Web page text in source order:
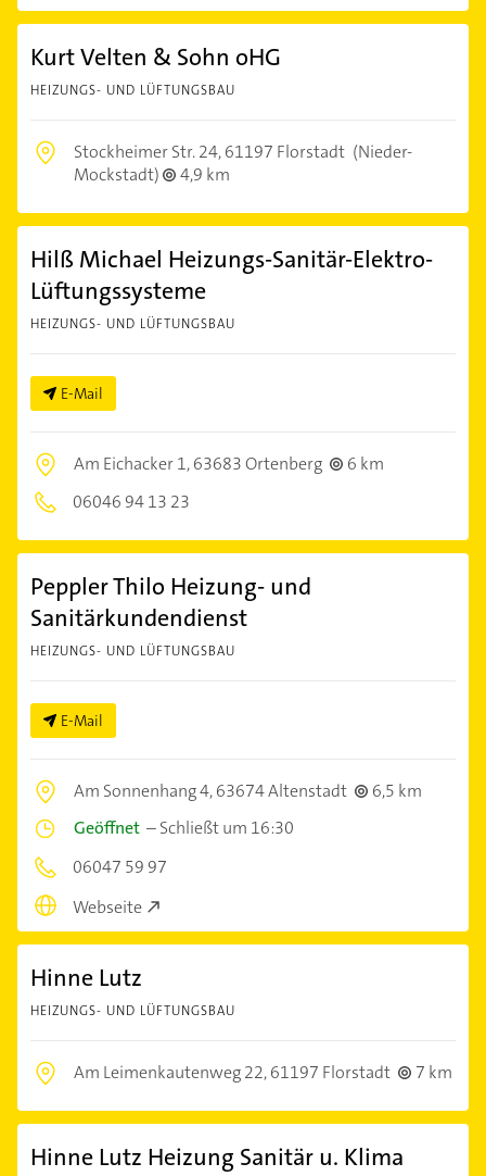
Kurt Velten & Sohn oHG
HEIZUNGS- UND LÜFTUNGSBAU
Stockheimer Str. 24,61197 Florstadt (Nieder-
Mockstadt)
4,9 km
Hilß Michael Heizungs-Sanitär-Elektro-
Lüftungssysteme
HEIZUNGS- UND LÜFTUNGSBAU
E-Mail
Am Eichacker 1,63683 Ortenberg
6 km
06046 94 13 23
Peppler Thilo Heizung- und
Sanitärkundendienst
HEIZUNGS- UND LÜFTUNGSBAU
E-Mail
Am Sonnenhang 4,63674 Altenstadt
6,5 km
Geöffnet –Schließt um 16:30
06047 59 97
Webseite
Hinne Lutz
HEIZUNGS- UND LÜFTUNGSBAU
Am Leimenkautenweg 22,61197 Florstadt 7 km
Hinne Lutz Heizung Sanitär u. Klima